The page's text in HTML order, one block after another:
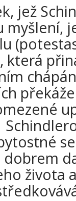
jež
myšlení,
která
života